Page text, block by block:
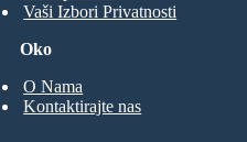
Oko
O Nama
Kontaktirajte nas
Vaši Izbori Privatnosti